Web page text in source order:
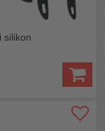
silikon